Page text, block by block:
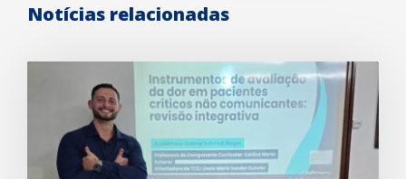
Notícias relacionadas